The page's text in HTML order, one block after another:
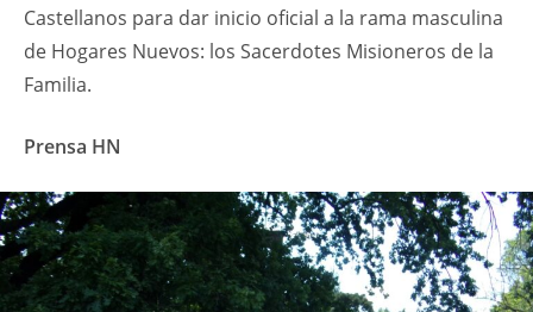
Castellanos para dar inicio oficial a la rama masculina
de Hogares Nuevos: los Sacerdotes Misioneros de la
Familia.
Prensa HN